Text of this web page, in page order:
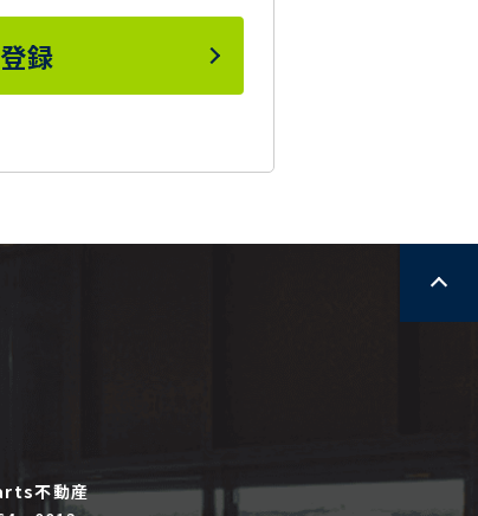
録
不動産